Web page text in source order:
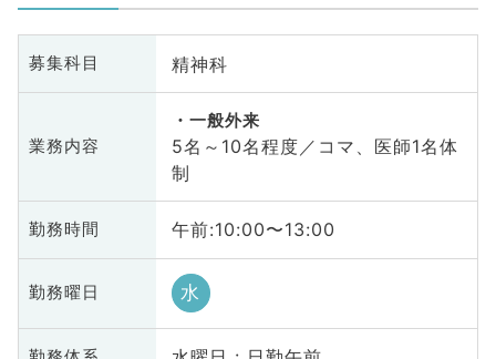
募集科目 精神科
業務内容
一般外来
5名～10名程度／コマ、医師1名体
制
勤務時間 午前:10:00〜13:00
勤務曜日 水